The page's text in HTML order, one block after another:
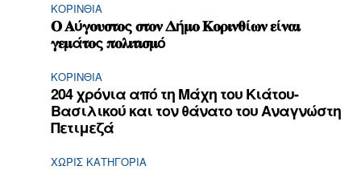
ΚΟΡΙΝΘΊΑ
𝚶 𝚨ύ𝛄𝛐𝛖𝛔𝛕𝛐ς 𝛔𝛕𝛐𝛎 𝚫ή𝛍𝛐 𝚱𝛐𝛒𝛊𝛎𝛉ί𝛚𝛎 𝛆ί𝛎𝛂𝛊
𝛄𝛆𝛍ά𝛕𝛐ς 𝛑𝛐𝛌𝛊𝛕𝛊𝛔𝛍ό
ΚΟΡΙΝΘΊΑ
204 χρόνια από τη Μάχη του Κιάτου-
Βασιλικού και τον θάνατο του Αναγνώστη
Πετιμεζά
ΧΩΡΊΣ ΚΑΤΗΓΟΡΊΑ